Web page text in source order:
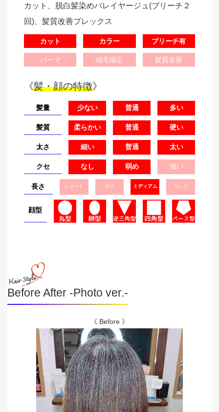
カット、脱白髪染めバレイヤージュ(ブリーチ２
回)、髪質改善プレックス
カット カラー ブリーチ有
パーマ 縮毛矯正 髪質改善
《髪・顔の特徴》
髪量 少ない 普通 多い
髪質 柔らかい 普通 硬い
太さ 細い 普通 太い
クセ なし 弱め 強い
長さ ショート ボブ ミディアム ロング
顔型
Before After -Photo ver.-
《 Before 》